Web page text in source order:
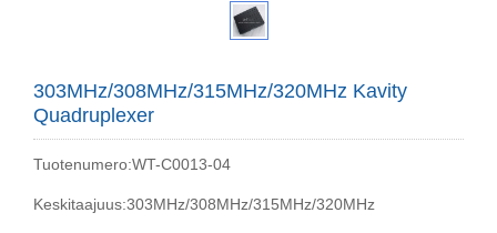
303MHz/308MHz/315MHz/320MHz Kavity
Quadruplexer
Tuotenumero:WT-C0013-04
Keskitaajuus:303MHz/308MHz/315MHz/320MHz